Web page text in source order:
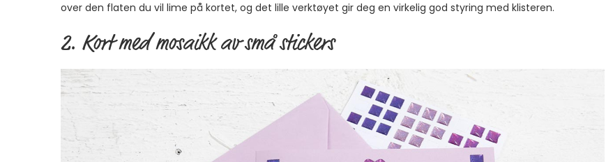
over den flaten du vil lime på kortet, og det lille verktøyet gir deg en virkelig god styring med klisteren.
2. Kort med mosaikk av små stickers